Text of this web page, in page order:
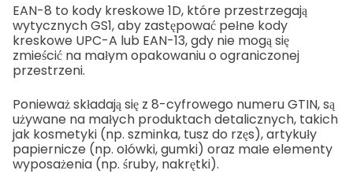
EAN-8 to kody kreskowe 1D, które przestrzegają
wytycznych GS1, aby zastępować pełne kody
kreskowe UPC-A lub EAN-13, gdy nie mogą się
zmieścić na małym opakowaniu o ograniczonej
przestrzeni.
Ponieważ składają się z 8-cyfrowego numeru GTIN, są
używane na małych produktach detalicznych, takich
jak kosmetyki (np. szminka, tusz do rzęs), artykuły
papiernicze (np. ołówki, gumki) oraz małe elementy
wyposażenia (np. śruby, nakrętki).